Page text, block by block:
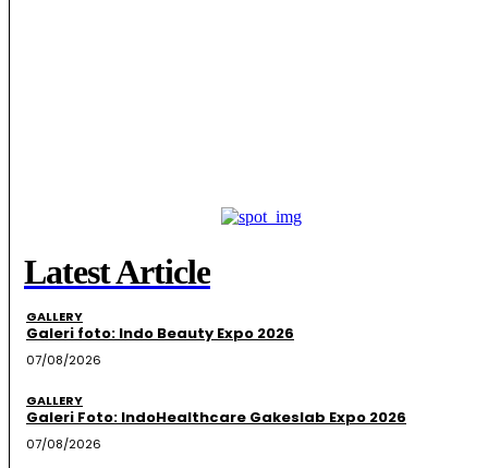
Latest Article
GALLERY
Galeri foto: Indo Beauty Expo 2026
07/08/2026
GALLERY
Galeri Foto: IndoHealthcare Gakeslab Expo 2026
07/08/2026